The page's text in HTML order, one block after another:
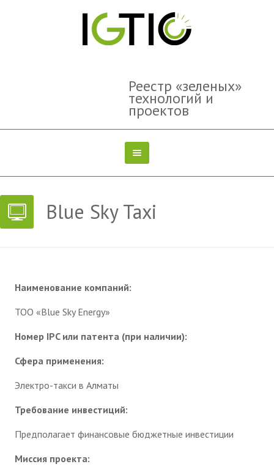
Реестр «зеленых»
технологий и
проектов
Blue Sky Taxi
Наименование компаний:
ТОО «Blue Sky Energy»
Номер IPC или патента (при наличии):
Сфера применения:
Электро-такси в Алматы
Требование инвестиций:
Предполагает финансовые бюджетные инвестиции
Миссия проекта: